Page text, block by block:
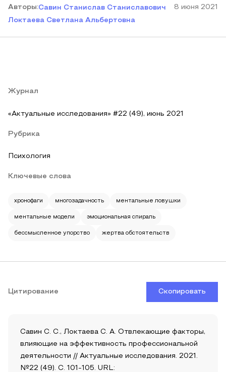
Авторы:Савин Станислав Станиславович
Локтаева Светлана Альбертовна
8 июня 2021
Журнал
«Актуальные исследования» #22 (49), июнь 2021
Рубрика
Психология
Ключевые слова
хронофаги многозадачность ментальные ловушки
ментальные модели эмоциональная спираль
бессмысленное упорство жертва обстоятельств
Цитирование Скопировать
Савин С. С., Локтаева С. А. Отвлекающие факторы,
влияющие на эффективность профессиональной
деятельности // Актуальные исследования. 2021.
№22 (49). С. 101-105. URL: